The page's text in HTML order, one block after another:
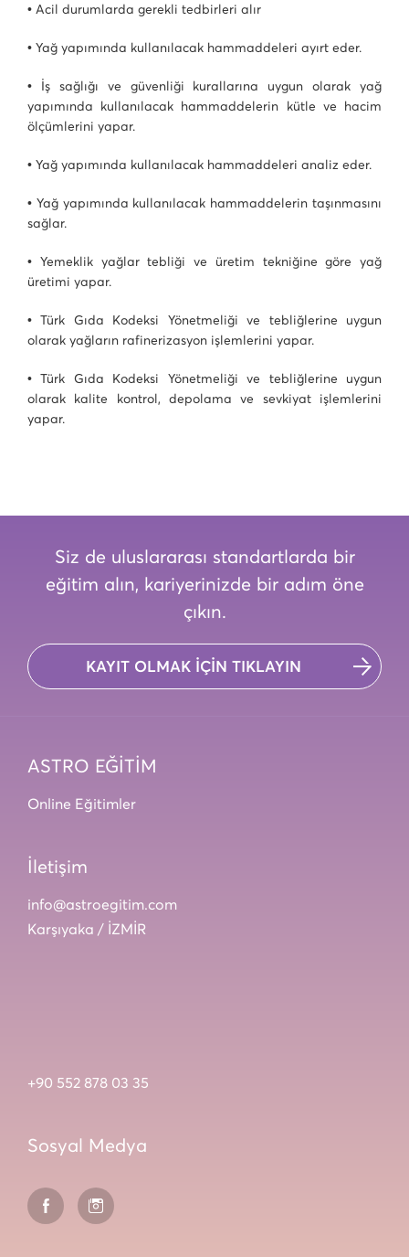
• Acil durumlarda gerekli tedbirleri alır
• Yağ yapımında kullanılacak hammaddeleri ayırt eder.
• İş sağlığı ve güvenliği kurallarına uygun olarak yağ
yapımında kullanılacak hammaddelerin kütle ve hacim
ölçümlerini yapar.
• Yağ yapımında kullanılacak hammaddeleri analiz eder.
• Yağ yapımında kullanılacak hammaddelerin taşınmasını
sağlar.
• Yemeklik yağlar tebliği ve üretim tekniğine göre yağ
üretimi yapar.
• Türk Gıda Kodeksi Yönetmeliği ve tebliğlerine uygun
olarak yağların rafinerizasyon işlemlerini yapar.
• Türk Gıda Kodeksi Yönetmeliği ve tebliğlerine uygun
olarak kalite kontrol, depolama ve sevkiyat işlemlerini
yapar.
Siz de uluslararası standartlarda bir
eğitim alın, kariyerinizde bir adım öne
çıkın.
KAYIT OLMAK İÇİN TIKLAYIN
ASTRO EĞİTİM
Online Eğitimler
İletişim
info@astroegitim.com
Karşıyaka / İZMİR
+90 552 878 03 35
Sosyal Medya